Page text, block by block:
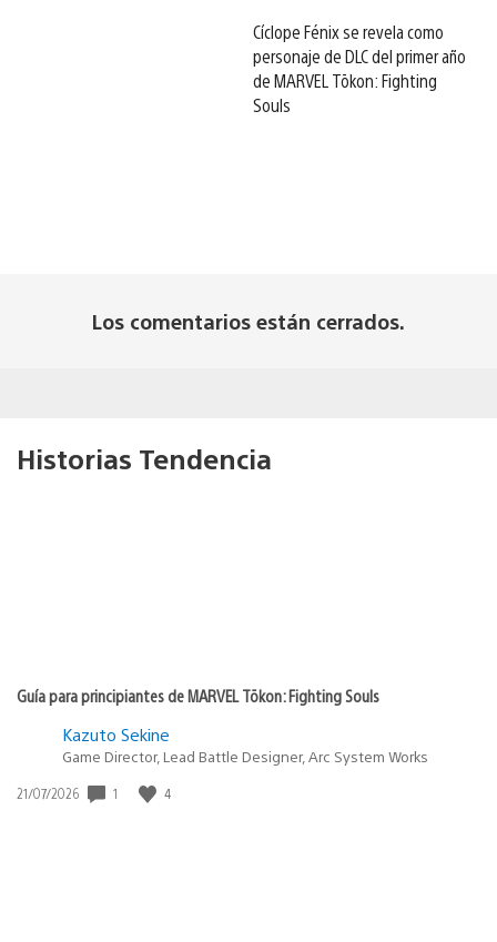
Cíclope Fénix se revela como
personaje de DLC del primer año
de MARVEL Tōkon: Fighting
Souls
Los comentarios están cerrados.
Historias Tendencia
Guía para principiantes de MARVEL Tōkon: Fighting Souls
Kazuto Sekine
Game Director, Lead Battle Designer, Arc System Works
Fecha
21/07/2026 1 4